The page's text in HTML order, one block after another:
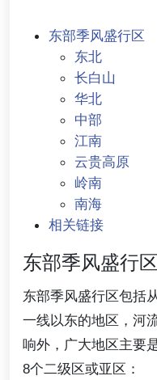
东部季风盛行区
东北
长白山
华北
中部
江南
云贵高原
岭南
南海
相关链接
东部季风盛行区
东部季风盛行区包括
一线以东的地区，河
响外，广大地区主要
8个二级区或亚区：